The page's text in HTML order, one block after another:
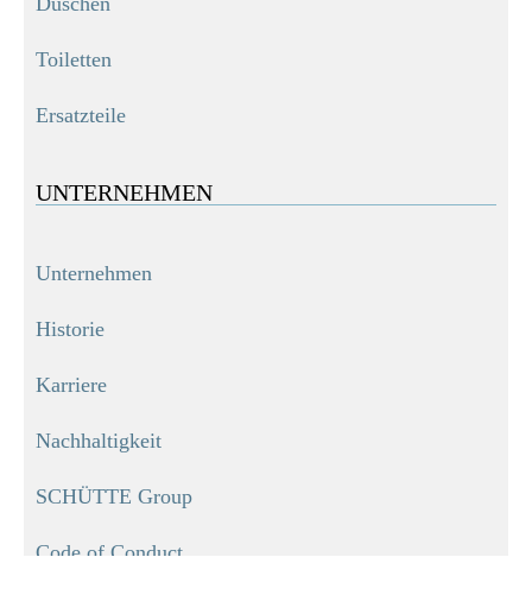
Toiletten
Ersatzteile
UNTERNEHMEN
Unternehmen
Historie
Karriere
Nachhaltigkeit
SCHÜTTE Group
Code of Conduct